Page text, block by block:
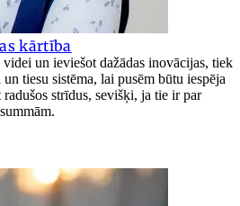
kārtība
un ieviešot dažādas inovācijas, tiek
tiesu sistēma, lai pusēm būtu iespēja
strīdus, sevišķi, ja tie ir par